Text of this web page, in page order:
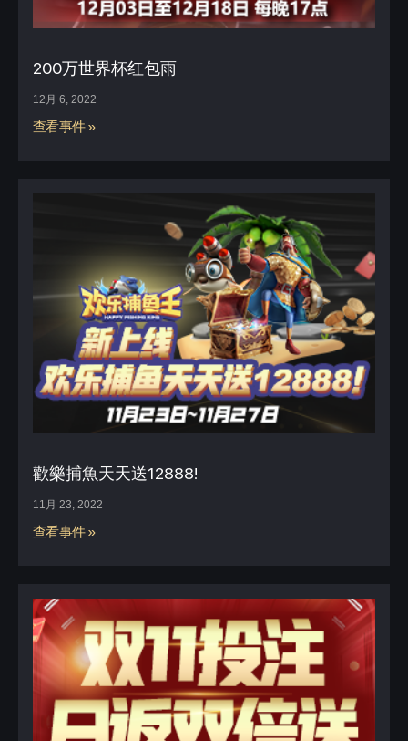
200万世界杯红包雨
12月 6, 2022
查看事件 »
歡樂捕魚天天送12888!
11月 23, 2022
查看事件 »